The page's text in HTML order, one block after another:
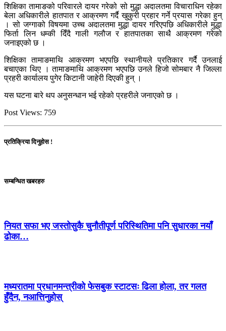
शिक्षिका तामाङको परिवारले दायर गरेको सो मुद्धा अदालतमा विचाराधिन रहेका
बेला अधिकारीले हातपात र आक्रमण गर्दै खुकुरी प्रहार गर्ने प्रयास गरेका हुन्
। सो जग्गाको विषयमा उच्च अदालतमा मुद्धा दायर गरिएपछि अधिकारीले मुद्धा
फिर्ता लिन धम्की दिँदै गाली गलौज र हातपातका साथै आक्रमण गरेको
जनाइएको छ ।
शिक्षिका तामाङमाथि आक्रमण भएपछि स्थानीयले प्रतिकार गर्दै उनलाई
बचाएका थिए । तामाङमाथि आक्रमण भएपछि उनले हिजो सोमबार नै जिल्ला
प्रहरी कार्यालय पुगेर किटानी जाहेरी दिएकी हुन् ।
यस घटना बारे थप अनुसन्धान भई रहेको प्रहरीले जनाएको छ ।
Post Views: 759
प्रतिक्रिया दिनुहोस !
सम्बन्धित खबरहरु
नियत सफा भए जस्तोसुकै चुनौतीपूर्ण परिस्थितिमा पनि सुधारका नयाँ
ढोका…
मध्यरातमा प्रधानमन्त्रीको फेसबुक स्टाटसः ढिला होला, तर गलत
हुँदैन, नआत्तिनुहोस्